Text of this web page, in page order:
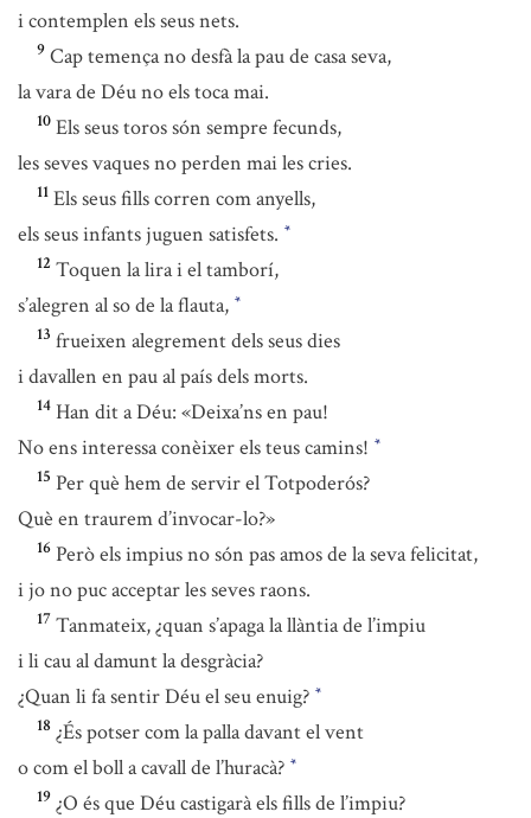
i contemplen els seus nets.
9 Cap temença no desfà la pau de casa seva,
la vara de Déu no els toca mai.
10 Els seus toros són sempre fecunds,
les seves vaques no perden mai les cries.
11 Els seus fills corren com anyells,
els seus infants juguen satisfets. *
12 Toquen la lira i el tamborí,
s’alegren al so de la flauta, *
13 frueixen alegrement dels seus dies
i davallen en pau al país dels morts.
14 Han dit a Déu: «Deixa’ns en pau!
No ens interessa conèixer els teus camins! *
15 Per què hem de servir el Totpoderós?
Què en traurem d’invocar-lo?»
16 Però els impius no són pas amos de la seva felicitat,
i jo no puc acceptar les seves raons.
17 Tanmateix, ¿quan s’apaga la llàntia de l’impiu
i li cau al damunt la desgràcia?
¿Quan li fa sentir Déu el seu enuig? *
18 ¿És potser com la palla davant el vent
o com el boll a cavall de l’huracà? *
19 ¿O és que Déu castigarà els fills de l’impiu?